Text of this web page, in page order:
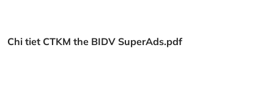
Chi tiet CTKM the BIDV SuperAds.pdf